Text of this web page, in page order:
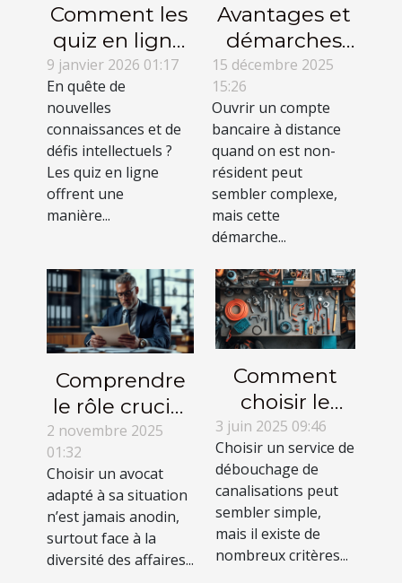
Comment les
quiz en ligne
peuvent
enrichir votre
culture
générale ?
9 janvier 2026 01:17
En quête de
nouvelles
connaissances et de
défis intellectuels ?
Les quiz en ligne
offrent une
manière...
Avantages et
démarches
pour
l'ouverture
d'un compte
bancaire à
distance pour
non-résidents
15 décembre 2025
15:26
Ouvrir un compte
bancaire à distance
quand on est non-
résident peut
sembler complexe,
mais cette
démarche...
Comprendre
le rôle crucial
des
spécialisations
dans le choix
d’un avocat
2 novembre 2025
01:32
Choisir un avocat
adapté à sa situation
n’est jamais anodin,
surtout face à la
diversité des affaires...
Comment
choisir le
meilleur
service de
débouchage
de
canalisations
?
3 juin 2025 09:46
Choisir un service de
débouchage de
canalisations peut
sembler simple,
mais il existe de
nombreux critères...